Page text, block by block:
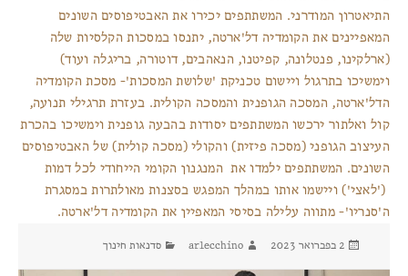
התיאטרון המודרני. המשתתפים יכירו את האבטיפוסים השונים
המאפיינים את הקומדיה דל'ארטה, יתנסו במסכות הקלסיות שלה
(ארלקינו, פנטלונה, קפיטנו, הנאהבים, דוטורה, בריגלה ועוד)
וימשיכו בתרגול ויישום טכניקת 'שלושת המסכות'- מסכת הקומדיה
הדל'ארטה, המסכה הגופנית והמסכה הקולית. בעזרת תרגילי תנועה,
קול ואלתור ירכשו המשתתפים יסודות בהבעה גופנית וימשיכו בהכרת
העיצוב הגופני (מסכה פיזית) והקולי (מסכה קולית) של האבטיפוסים
השונים. המשתתפים ילמדו את המנגנון הקומי הייחודי לכל דמות
('לאצי') ויישמו אותו במהלך המפגש בסצנות מאולתרות במסגרת
ה'סנריו'- מתווה עלילה בסיסי המאפיין את הקומדיה דל'ארטה.
פורסם
2 בפברואר 2023 מחבר
arlecchino קטגוריות
סדנאות חינוך